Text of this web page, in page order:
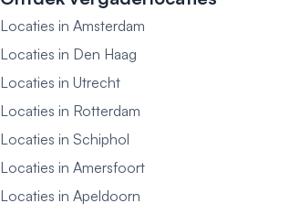
Locaties in Amsterdam
Locaties in Den Haag
Locaties in Utrecht
Locaties in Rotterdam
Locaties in Schiphol
Locaties in Amersfoort
Locaties in Apeldoorn